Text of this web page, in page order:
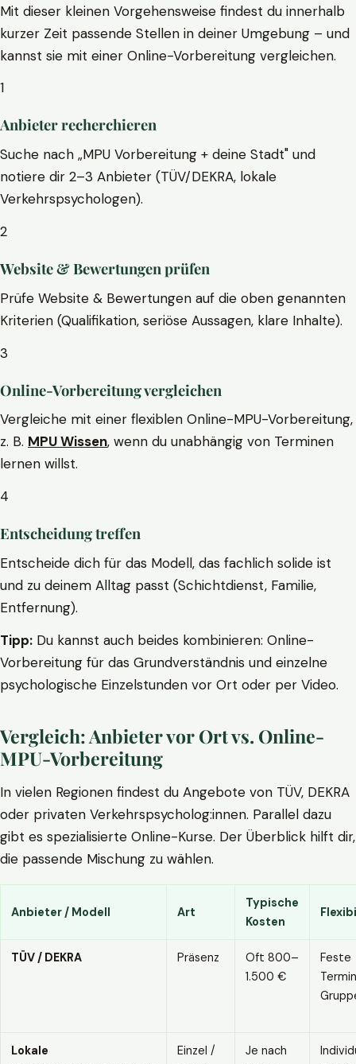
Mit dieser kleinen Vorgehensweise findest du innerhalb
kurzer Zeit passende Stellen in deiner Umgebung – und
kannst sie mit einer Online-Vorbereitung vergleichen.
1
Anbieter recherchieren
Suche nach „MPU Vorbereitung + deine Stadt" und
notiere dir 2–3 Anbieter (TÜV/DEKRA, lokale
Verkehrspsychologen).
2
Website & Bewertungen prüfen
Prüfe Website & Bewertungen auf die oben genannten
Kriterien (Qualifikation, seriöse Aussagen, klare Inhalte).
3
Online-Vorbereitung vergleichen
Vergleiche mit einer flexiblen Online-MPU-Vorbereitung,
z. B. MPU Wissen, wenn du unabhängig von Terminen
lernen willst.
4
Entscheidung treffen
Entscheide dich für das Modell, das fachlich solide ist
und zu deinem Alltag passt (Schichtdienst, Familie,
Entfernung).
Tipp: Du kannst auch beides kombinieren: Online-
Vorbereitung für das Grundverständnis und einzelne
psychologische Einzelstunden vor Ort oder per Video.
Vergleich: Anbieter vor Ort vs. Online-
MPU-Vorbereitung
In vielen Regionen findest du Angebote von TÜV, DEKRA
oder privaten Verkehrspsycholog:innen. Parallel dazu
gibt es spezialisierte Online-Kurse. Der Überblick hilft dir,
die passende Mischung zu wählen.
Anbieter / Modell Art
Typische
Kosten
TÜV / DEKRA Präsenz
Oft 800–
1.500 €
Feste
Lokale
Einzel /
Je nach